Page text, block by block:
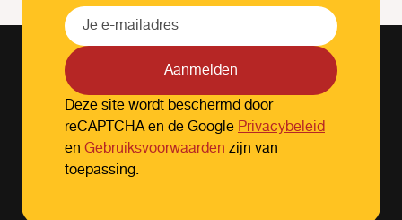
Aanmelden
Deze site wordt beschermd door
reCAPTCHA en de GooglePrivacybeleid
en Gebruiksvoorwaardenzijn van
toepassing.